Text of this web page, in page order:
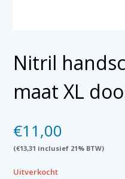
Nitril
maat XL
€11,00
(€13,31 inclusief 21% BTW)
Uitverkocht